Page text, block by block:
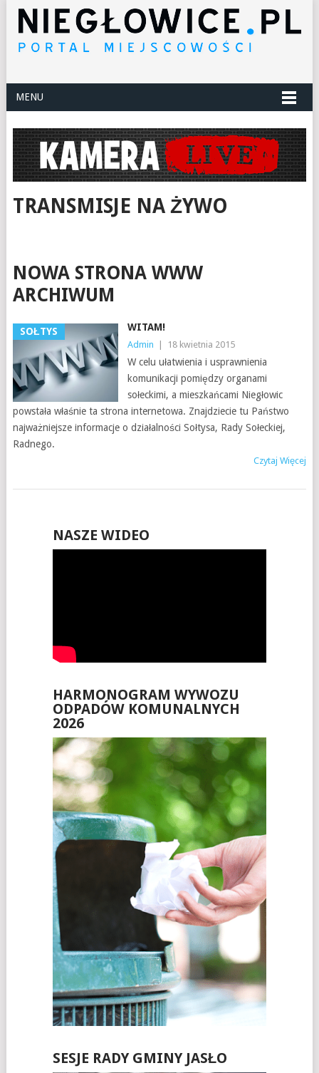
MENU
TRANSMISJE NA ŻYWO
NOWA STRONA WWW
ARCHIWUM
SOŁTYS WITAM!
Admin 18 kwietnia 2015
W celu ułatwienia i usprawnienia
komunikacji pomiędzy organami
sołeckimi, a mieszkańcami Niegłowic
powstała właśnie ta strona internetowa. Znajdziecie tu Państwo
najważniejsze informacje o działalności Sołtysa, Rady Sołeckiej,
Radnego.
Czytaj Więcej
NASZE WIDEO
HARMONOGRAM WYWOZU
ODPADÓW KOMUNALNYCH
2026
SESJE RADY GMINY JASŁO